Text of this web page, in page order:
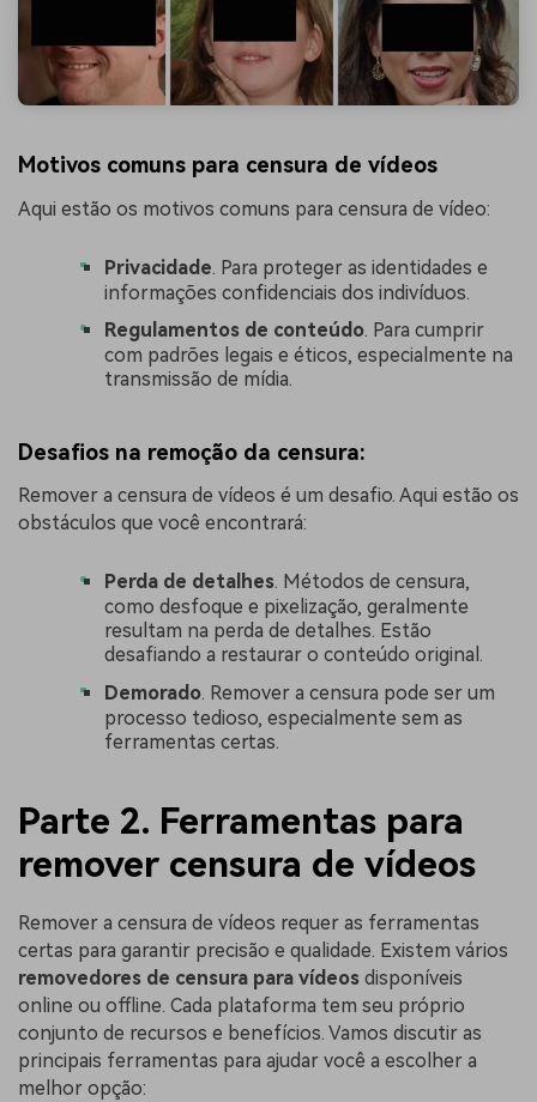
Motivos comuns para censura de vídeos
Aqui estão os motivos comuns para censura de vídeo:
Privacidade. Para proteger as identidades e
informações confidenciais dos indivíduos.
Regulamentos de conteúdo. Para cumprir
com padrões legais e éticos, especialmente na
transmissão de mídia.
Desafios na remoção da censura:
Remover a censura de vídeos é um desafio. Aqui estão os
obstáculos que você encontrará:
Perda de detalhes. Métodos de censura,
como desfoque e pixelização, geralmente
resultam na perda de detalhes. Estão
desafiando a restaurar o conteúdo original.
Demorado. Remover a censura pode ser um
processo tedioso, especialmente sem as
ferramentas certas.
Parte 2. Ferramentas para
remover censura de vídeos
Remover a censura de vídeos requer as ferramentas
certas para garantir precisão e qualidade. Existem vários
removedores de censura para vídeos disponíveis
online ou offline. Cada plataforma tem seu próprio
conjunto de recursos e benefícios. Vamos discutir as
principais ferramentas para ajudar você a escolher a
melhor opção: